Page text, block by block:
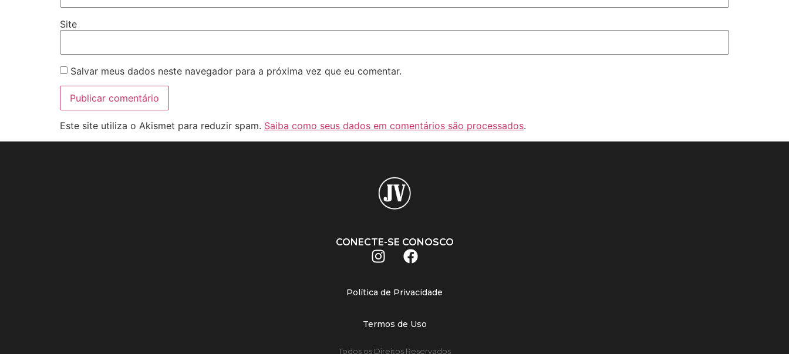
Site
Salvar meus dados neste navegador para a próxima vez que eu comentar.
Este site utiliza o Akismet para reduzir spam. Saiba como seus dados em comentários são processados.
CONECTE-SE CONOSCO
Política de Privacidade
Termos de Uso
Todos os Direitos Reservados